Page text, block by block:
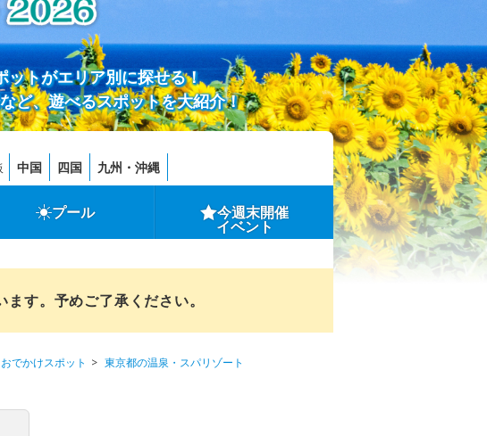
ットがエリア別に探せる！
ど、遊べるスポットを大紹介！
中国 四国 九州・沖縄
プール 今週末開催
イベント
す。予めご了承ください。
でかけスポット
東京都の温泉・スパリゾート